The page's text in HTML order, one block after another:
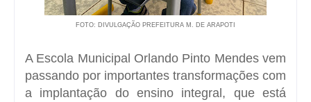
FOTO: DIVULGAÇÃO PREFEITURA M. DE ARAPOTI
A Escola Municipal Orlando Pinto Mendes vem
passando por importantes transformações com
a implantação do ensino integral, que está